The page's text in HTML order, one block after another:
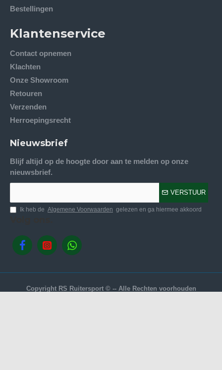
Bestellingen
Klantenservice
Contact opnemen
Klachten
Onze Showroom
Retouren
Verzenden
Herroepingsrecht
Nieuwsbrief
Blijf altijd op de hoogte door aan te melden op onze
nieuwsbrief.
VERSTUUR
Ik heb de Algemene Voorwaarden gelezen en ga hiermee akkoord
Copyright RS Ruitersport © -- Alle Rechten voorhouden